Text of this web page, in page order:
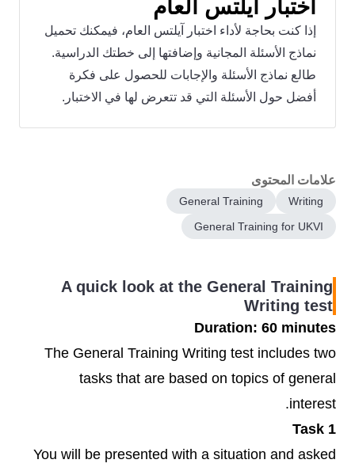
اختبار آيلتس العام
إذا كنت بحاجة لأداء اختبار آيلتس العام، فيمكنك تحميل
نماذج الأسئلة المجانية وإضافتها إلى خطتك الدراسية.
طالع نماذج الأسئلة والإجابات للحصول على فكرة
أفضل حول الأسئلة التي قد تتعرض لها في الاختبار.
علامات المحتوى
Writing
General Training
General Training for UKVI
A quick look at the General Training
Writing test
Duration: 60 minutes
The General Training Writing test includes two
tasks that are based on topics of general
interest.
Task 1
You will be presented with a situation and asked